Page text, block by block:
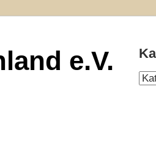
e.V.